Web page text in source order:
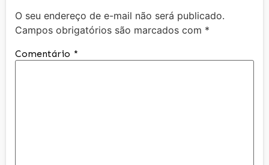
O seu endereço de e-mail não será publicado.
Campos obrigatórios são marcados com *
Comentário *